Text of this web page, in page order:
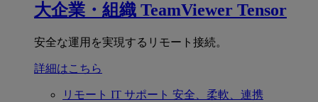
大企業・組織 TeamViewer Tensor
安全な運用を実現するリモート接続。
詳細はこちら
リモート IT サポート 安全、柔軟、連携